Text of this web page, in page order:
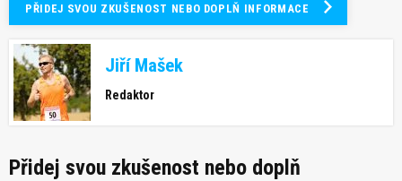
PŘIDEJ SVOU ZKUŠENOST NEBO DOPLŇ INFORMACE
Jiří Mašek
Redaktor
Přidej svou zkušenost nebo doplň